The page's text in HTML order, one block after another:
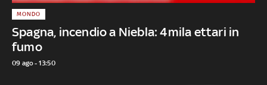
Spagna, incendio a Niebla: 4mila ettari in
fumo
MONDO
09 ago - 13:50